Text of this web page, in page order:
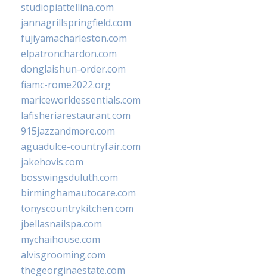
studiopiattellina.com
jannagrillspringfield.com
fujiyamacharleston.com
elpatronchardon.com
donglaishun-order.com
fiamc-rome2022.org
mariceworldessentials.com
lafisheriarestaurant.com
915jazzandmore.com
aguadulce-countryfair.com
jakehovis.com
bosswingsduluth.com
birminghamautocare.com
tonyscountrykitchen.com
jbellasnailspa.com
mychaihouse.com
alvisgrooming.com
thegeorginaestate.com